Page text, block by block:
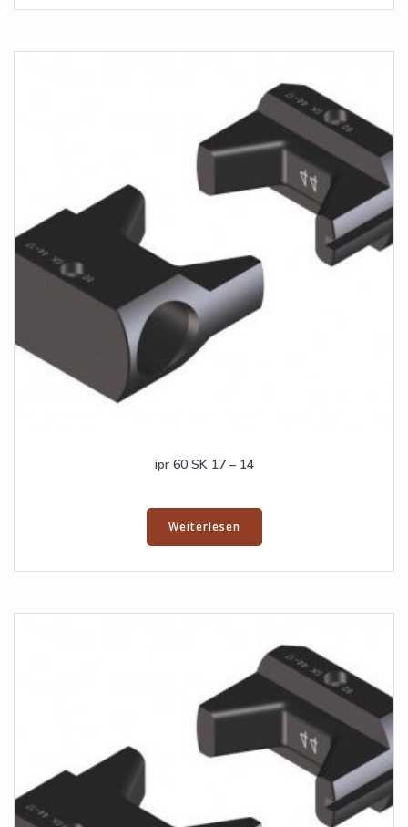
ipr 60 SK 17 – 14
Weiterlesen